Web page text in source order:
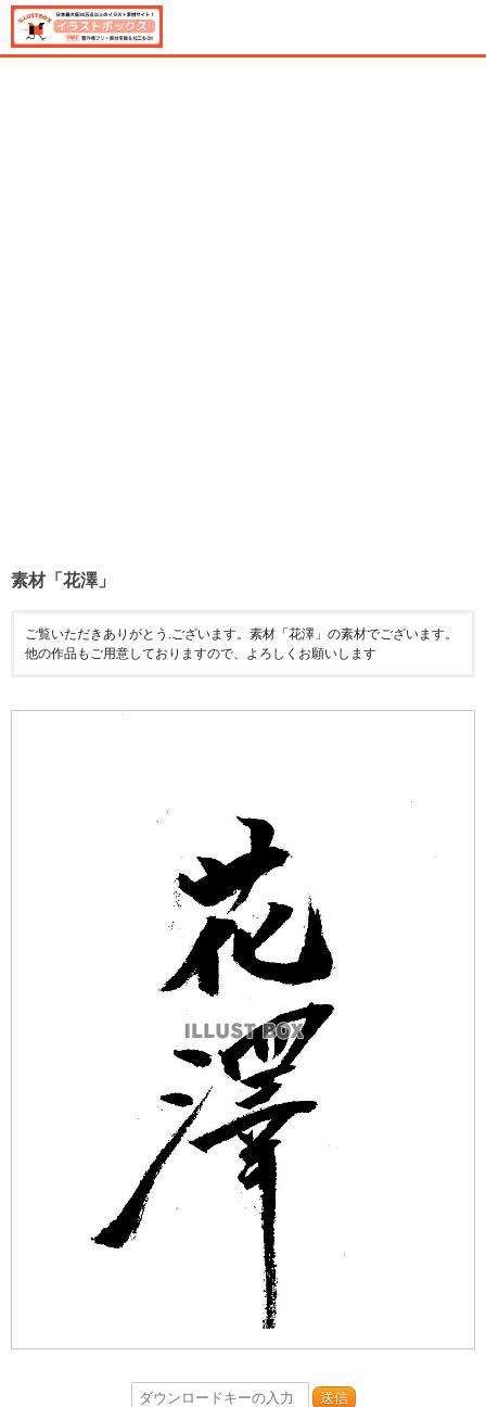
素材「花澤」
ご覧いただきありがとう.ございます。素材「花澤」の素材でございます。
他の作品もご用意しておりますので、よろしくお願いします
送信